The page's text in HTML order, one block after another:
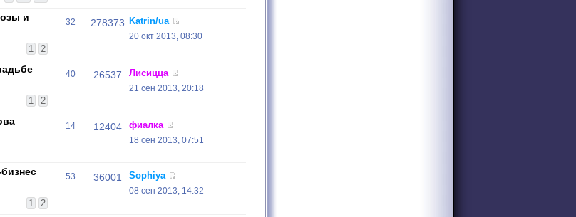
и
1 2
32 278373 Katrin/ua
20 окт 2013, 08:30
1 2
40 26537 Лисицца
21 сен 2013, 20:18
14 12404 фиалка
18 сен 2013, 07:51
1 2
53 36001 Sophiya
08 сен 2013, 14:32